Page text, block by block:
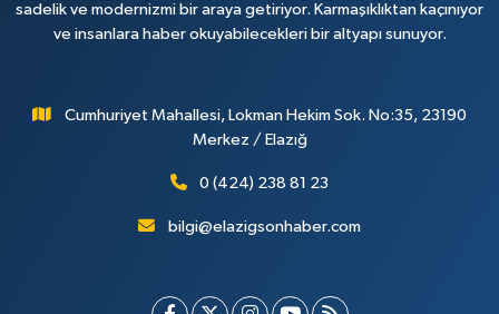
sadelik ve modernizmi bir araya getiriyor. Karmaşıklıktan kaçınıyor
ve insanlara haber okuyabilecekleri bir altyapı sunuyor.
Cumhuriyet Mahallesi, Lokman Hekim Sok. No:35, 23190
Merkez / Elazığ
0 (424) 238 81 23
bilgi@elazigsonhaber.com